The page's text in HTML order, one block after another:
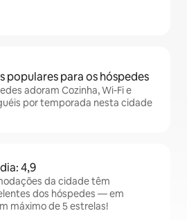
populares para os hóspedes
adoram Cozinha, Wi-Fi e
por temporada nesta cidade
4,9
da cidade têm
dos hóspedes — em
máximo de 5 estrelas!